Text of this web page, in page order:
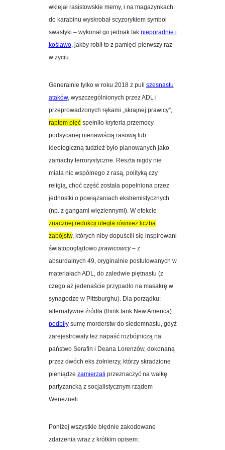
wklejał rasistowskie memy, i na magazynkach
do karabinu wyskrobał scyzorykiem symbol
swastyki – wykonał go jednak tak nieporadnie i
koślawo, jakby robił to z pamięci pierwszy raz
w życiu.
Generalnie tylko w roku 2018 z puli szesnastu
ataków,wyszczególnionych przez ADL i
przeprowadzonych rękami „skrajnej prawicy”,
raptem pięćspełniło kryteria przemocy
podsycanej nienawiścią rasową lub
ideologiczną tudzież było planowanych jako
zamachy terrorystyczne. Reszta nigdy nie
miała nic wspólnego z rasą, polityką czy
religią, choć część została popełniona przez
jednostki o powiązaniach ekstremistycznych
(np. z gangami więziennymi). W efekcie
znacznej redukcji uległa również liczba
zabójstw, których niby dopuścili się inspirowani
światopoglądowo prawicowcy– z
absurdalnych 49, oryginalnie postulowanych w
materiałach ADL, do zaledwie piętnastu (z
czego aż jedenaście przypadło na masakrę w
synagodze w Pittsburghu). Dla porządku:
alternatywne źródła (think tank New America)
podbiłysumę morderstw do siedemnastu, gdyż
zarejestrowały też napaść rozbójniczą na
państwo Serafin i Deana Lorenzów, dokonaną
przez dwóch eks żołnierzy, którzy skradzione
pieniądze zamierzali przeznaczyć na walkę
partyzancką z socjalistycznym rządem
Wenezueli.
Poniżej wszystkie błędnie zakodowane
zdarzenia wraz z krótkim opisem: